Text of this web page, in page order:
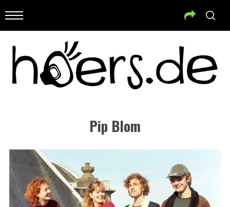
Pip Blom